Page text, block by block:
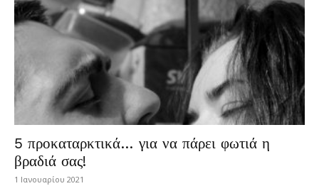
5 προκαταρκτικά… για να πάρει φωτιά η
βραδιά σας!
1 Ιανουαρίου 2021